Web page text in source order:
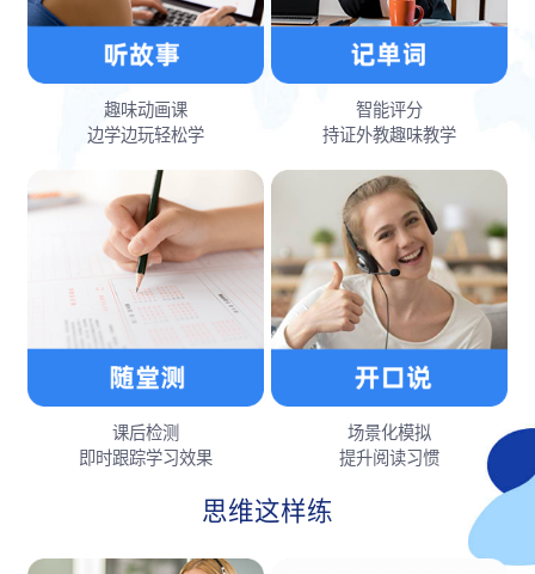
趣味动画课
边学边玩轻松学
智能评分
持证外教趣味教学
课后检测
即时跟踪学习效果
场景化模拟
提升阅读习惯
思维这样练